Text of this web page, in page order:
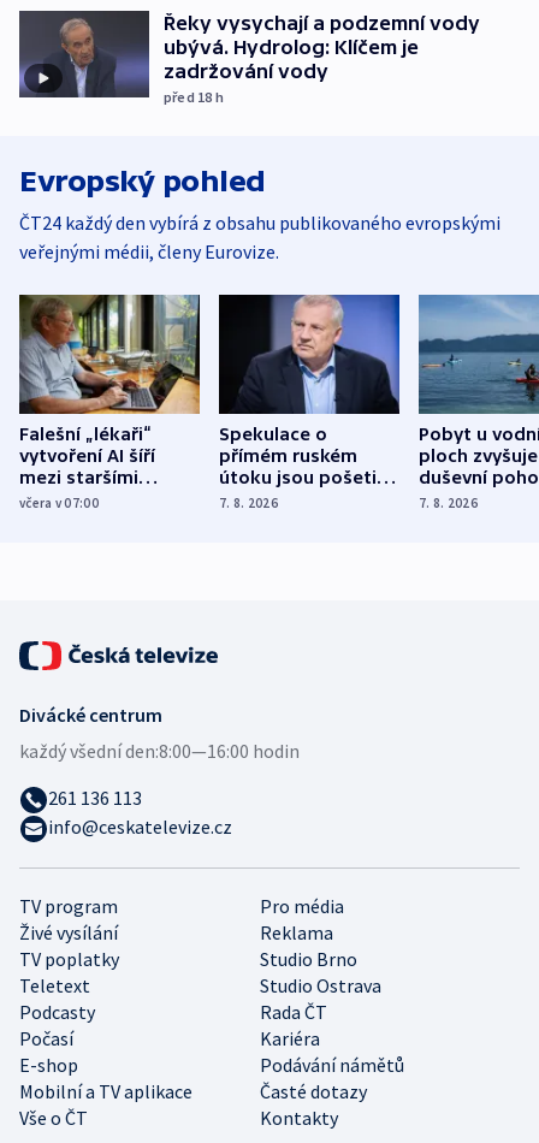
Řeky vysychají a podzemní vody
ubývá. Hydrolog: Klíčem je
zadržování vody
před 18 h
Evropský pohled
ČT24 každý den vybírá z obsahu publikovaného evropskými
veřejnými médii, členy Eurovize.
Falešní „lékaři“
vytvoření AI šíří
mezi staršími
Poláky nebezpečné
včera v 07:00
Spekulace o
přímém ruském
útoku jsou pošetilé,
míní estonský
7. 8. 2026
Pobyt u
ploch zvyšuje
duševní
ukázala
7. 8. 2026
TV program
Pro média
Živé vysílání
Reklama
TV poplatky
Studio Brno
Teletext
Studio Ostrava
Podcasty
Rada ČT
Počasí
Kariéra
E-shop
Podávání námětů
Mobilní a TV aplikace
Časté dotazy
Vše o ČT
Kontakty
Divácké centrum
každý všední den:8:00—16:00 hodin
261 136 113
info@ceskatelevize.cz